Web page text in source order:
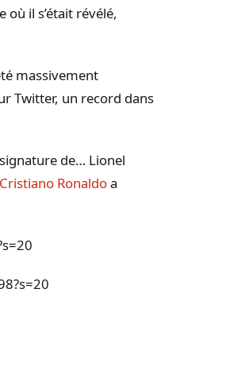
où il s’était révélé,
massivement
Twitter, un record dans
de… Lionel
Cristiano Ronaldoa